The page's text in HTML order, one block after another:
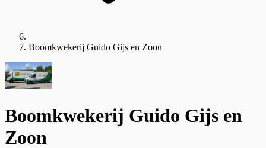
Boomkwekerij Guido Gijs en Zoon
Boomkwekerij Guido Gijs en
Zoon